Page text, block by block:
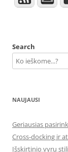
Search
NAUJAUSI
Geriausias
Cross-docking ir
Išskirtinio vyrų